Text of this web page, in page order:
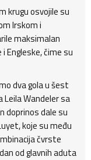
krugu osvojile su
Irskom i
maksimalan
Engleske, čime su
dva gola u šest
Wandeler sa
doprinos dale su
koje su među
čvrste
od glavnih aduta